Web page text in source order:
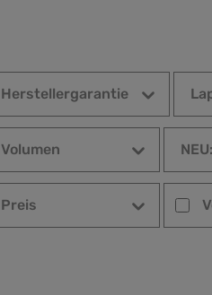
Herstellergarantie
Volumen
Preis